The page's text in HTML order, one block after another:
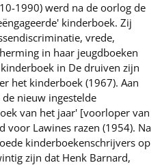
1990) werd na de oorlog de
kinderboek. Zij
vrede,
in haar jeugdboeken
in De druiven zijn
het kinderboek (1967). Aan
nieuw ingestelde
van het jaar' [voorloper van
voor Lawines razen (1954). Na
kinderboekenschrijvers op
zijn dat Henk Barnard,